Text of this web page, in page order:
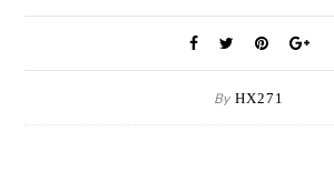
By HX271